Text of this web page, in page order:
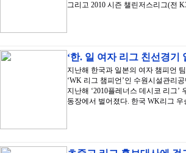
그리고 2010 시즌 챌린저스리그(전
‘한. 일 여자 리그 친선경
지난해 한국과 일본의 여자 챔피언
‘WK 리그 챔피언’인 수원시설관리
지난해 ‘2010플레너스 데시코 리그
동장에서 벌어졌다. 한국 WK리그